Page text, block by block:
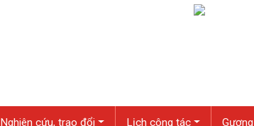
Nghiên cứu, trao đổi Lịch công tác